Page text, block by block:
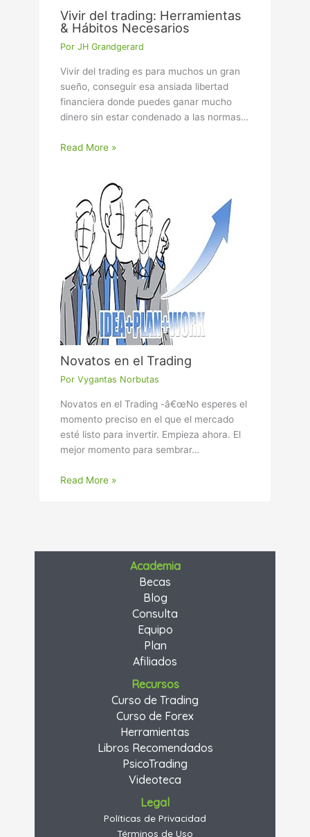
Vivir del trading: Herramientas
& Hábitos Necesarios
Por JH Grandgerard
Vivir del trading es para muchos un gran
sueño, conseguir esa ansiada libertad
financiera donde puedes ganar mucho
dinero sin estar condenado a las normas…
Read More »
Novatos en el Trading
Por Vygantas Norbutas
Novatos en el Trading -â€œNo esperes el
momento preciso en el que el mercado
esté listo para invertir. Empieza ahora. El
mejor momento para sembrar…
Read More »
Academia
Becas
Blog
Consulta
Equipo
Plan
Afiliados
Recursos
Curso de Trading
Curso de Forex
Herramientas
Libros Recomendados
PsicoTrading
Videoteca
Legal
Políticas de Privacidad
Términos de Uso